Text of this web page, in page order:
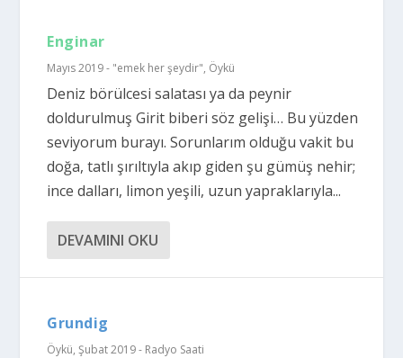
Enginar
Mayıs 2019 - "emek her şeydir", Öykü
Deniz börülcesi salatası ya da peynir
doldurulmuş Girit biberi söz gelişi… Bu yüzden
seviyorum burayı. Sorunlarım olduğu vakit bu
doğa, tatlı şırıltıyla akıp giden şu gümüş nehir;
ince dalları, limon yeşili, uzun yapraklarıyla...
DEVAMINI OKU
Grundig
Öykü,Şubat 2019 - Radyo Saati